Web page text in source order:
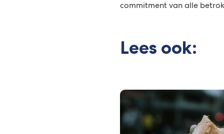
commitment van alle
Lees ook: